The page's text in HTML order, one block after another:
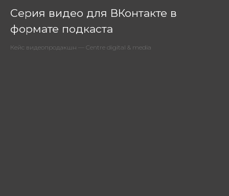
Серия видео для ВКонтакте в
формате подкаста
Кейс видеопродакшн — Centre digital & media